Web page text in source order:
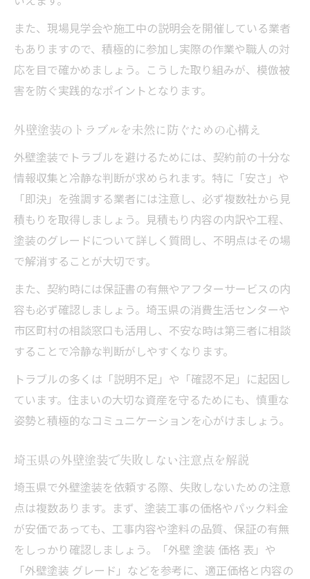
また、現場見学会や施工中の説明会を開催している業者
もありますので、積極的に参加し実際の作業や職人の対
応を目で確かめましょう。こうした取り組みが、模倣被
害を防ぐ実践的なポイントとなります。
外壁塗装のトラブルを未然に防ぐための心構え
外壁塗装でトラブルを避けるためには、契約前の十分な
情報収集と冷静な判断が求められます。特に「安さ」や
「即決」を強調する業者には注意し、必ず複数社から見
積もりを取得しましょう。見積もり内容の内訳や工程、
塗装のグレードについて詳しく質問し、不明点はその場
で解消することが大切です。
また、契約時には保証書の有無やアフターサービスの内
容も必ず確認しましょう。埼玉県の消費生活センターや
市区町村の相談窓口も活用し、不安な時は第三者に相談
することで冷静な判断がしやすくなります。
トラブルの多くは「説明不足」や「確認不足」に起因し
ています。住まいの大切な資産を守るためにも、慎重な
姿勢と積極的なコミュニケーションを心がけましょう。
埼玉県の外壁塗装で失敗しない注意点を解説
埼玉県で外壁塗装を依頼する際、失敗しないための注意
点は複数あります。まず、塗装工事の価格やパック料金
が安価であっても、工事内容や塗料の品質、保証の有無
をしっかり確認しましょう。「外壁 塗装 価格 表」や
「外壁塗装 グレード」などを参考に、適正価格と内容の